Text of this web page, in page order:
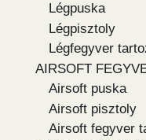
Légpuska
Légpisztoly
Légfegyver
AIRSOFT
Airsoft puska
Airsoft pisztoly
Airsoft fegyver